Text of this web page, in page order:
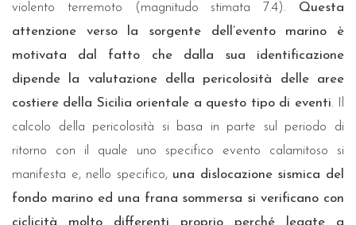
violento terremoto (magnitudo stimata 7.4). Questa
attenzione verso la sorgente dell’evento marino è
motivata dal fatto che dalla sua identificazione
dipende la valutazione della pericolosità delle aree
costiere della Sicilia orientale a questo tipo di eventi. Il
calcolo della pericolosità si basa in parte sul periodo di
ritorno con il quale uno specifico evento calamitoso si
manifesta e, nello specifico, una dislocazione sismica del
fondo marino ed una frana sommersa si verificano con